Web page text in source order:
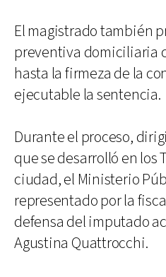
El magistrado también
preventiva domiciliaria
hasta la firmeza de la
ejecutable la sentencia.
Durante el proceso,
que se desarrolló en los
ciudad, el Ministerio
representado por la
defensa del imputado
Agustina Quattrocchi.